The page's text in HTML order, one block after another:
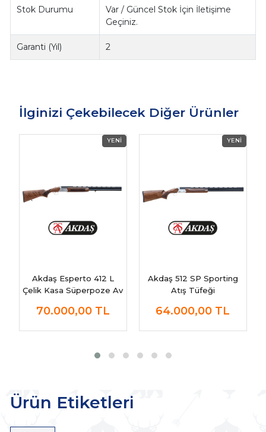
Stok Durumu
Var / Güncel Stok İçin İletişime
Geçiniz.
Garanti (Yıl) 2
İlginizi Çekebilecek Diğer Ürünler
Akdaş Esperto 412 L
Çelik Kasa Süperpoze Av
70.000,00 TL
Akdaş 512 SP Sporting
Atış Tüfeği
64.000,00 TL
Ürün Etiketleri